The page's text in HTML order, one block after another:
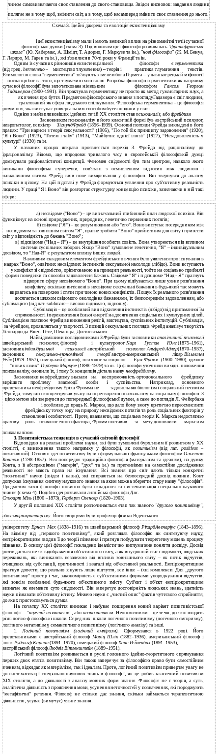
чином самовизначаючи своє ставлення до свого становища. Звідси висновок: завдання людини
полягає не в тому щоб, змінити світ, а в тому, щоб насамперед змінити своє ставлення до нього.
Схема 3. Ідейні джерела та еволюція екзистенціалізму
Ідеї екзистенціалізму мали і мають великий вплив на різноманітні течії сучасної
філософської думки (схема 3). Під впливом цієї філософії розвивалась "франкфуртська
школа" (Ю. Хабермас, А. Шмідт, Т. Адорно, Г. Маркузе та ін.), "нові філософи" (Ж. М. Бенуа,
Г. Лардро, М. Гарен та ін.) , які з'явилися в 70-ті роки у Франції та ін.
єгерменевтика
Одним із сучасних різновидів екзистенціальної
філософи
(від грец. hermeneuo– мистецтво тлумачення) –теорія і практика тлумачення текстів.
Етимологію слова "герменевтика" зв'язують з іменем бога Гермеса – у давньогрецькій міфології
посланця богів і того, що тлумачив їхню волю. Розробка філософії герменевтики як напрямку
сучасної філософії була започаткована німецьким
філософом Гансом Георгом
Гадамером (1900–1991). Він трактував герменевтику не просто як метод гуманітарних наук, а
як вчення про буття. Предметом філософського знання з поглядуГадамера є світ людини,
трактований як сфера людського спілкування. Філософська герменевтика – це філософія
розуміння, яка виступає універсальним способом буття людини у світі.
Однією з найвпливовіших ідейних течій XX століття ставпсихоаналіз, абофрейдизм
Засновником психоаналізу в його класичній формі був австрійський психолог,
невропатолог, психіатр
ЗігмундФрейд (1856–1939). Основні погляди Фрейда викладені в його
працях: "Три нариси з теорії сексуальності" (1905), "По той бік принципу задоволення" (1920),
"Я і Воно" (1923), "Тотем і табу" (1913), "Майбутнє однієї ілюзії” (1927), “Незадоволеність у
культурі” (1930) та ін.
У названих працях яскраво проявляється перехід З. Фрейда від раціоналізму до
ірраціоналізму. Відомо, що впродовж тривалого часу в європейській філософській думці
домінували раціоналістичні концепції. Феномен свідомості був тим центром, навколо якого
виникали філософські суперечки, пов'язані з осмисленням відносин між людиною і
навколишнім світом. Фрейд ввів нове вимірювання у філософію. Він звернувся до аналізу
психіки в цілому. На цій підставі у Фрейда формуються уявлення про суб'єктивну реальність
людини. У праці "Я і Воно" він розгортає структурну концепцію психіки, зазначаючи в ній такі
сфери:
а) несвідоме ("Воно") – це визначальний глибинний план людської психіки. Він
функціонує на основі природжених, природних, генетично первинних потягів;
б) свідоме ("Я") – це розум людини або "его". Воно виступає посередником між
несвідомим та зовнішнім світом "Я", прагне зробити "Воно" прийнятним для світу і привести
світ у відповідність до бажань "Воно";
в) підсвідоме ("Над – Я") – це внутрішня особиста совість. Вона утворюється під впливом
системи суспільних заборон. Якщо "Воно" зумовлене генетично, "Я" – індивідуальним
досвідом, то "Над-Я" є результатом впливу інших людей.
Важливим складовим елементом фрейдівського вчення було уявлення про існування в
надрах "Воно", одвічних несвідомих інстинктів сексуальної насолоди (лібідо). Вони вступають
у конфлікт зі свідомістю, орієнтованою на принцип реальності, тобто на соціально прийняті
форми поведінки та способи задоволення бажань. Свідоме "Я" і підсвідоме "Над - Я" прагнуть
підкорити сферу несвідомого "Воно". При цьому відбувається лише уявне розв'язання
конфлікту, оскільки витіснені в несвідоме сексуальні бажання в будь-який час можуть
вирватись на поверхню і стати причиною нових конфліктів. Пошук їх реального розв'язання
досягається шляхом свідомого оволодіння бажаннями, їх безпосереднім задоволенням, або
сублімацією (від лат. sublimare – високо піднімаю, підношу).
Сублімація – це особливий вид відхилення інстинктів (лібідо) від притаманної їм
спрямованості і переключення їхньої енергії на досягнення соціальних і культурних цілей.
Сублімацією пояснює Фрейд виникнення релігії, мистецтва, суспільних інституцій. Сублімація,
за Фрейдом, проявляється у творчості. З позиції сексуальних поглядів Фрейд аналізує творчість
Леонардо да Вінчі, Гете, Шекспіра, Достоєвського.
Найвідомішими послідовниками З.Фрейда були засновники аналітичної психології
швейцарський
психолог, філософ і культуролог Карл Густав Юнг(1875–1961),
засновникіндивідуальної психології австрійський психолог АльфредАдлер(1870–1937),
засновник
сексуально-економічної теоріїавстро-американський лікар Вільгельм
Рейх(1879–1957), німецький філософ, психолог та соціолог Еріх Фромм (1900–1980), ідеолог
"нових лівих" Герберт Маркузе(1898–1979) та ін. Ці філософи уточнили вихідні положення
психоаналізу, оновили їх, і тому їх концепція дістала назву неофрейдизму.
фрейдизму
Засновники неофрейдизму вказали на
неспроможність ортодоксального
вирішити
проблему взаємодії особи і суспільства. Наприклад, основного
представника неофрейдизму Еріха Фромма не задовольняв біологізм і соціальний песимізм
Фрейда, тому він сконцентрував увагу на перетворенні психоаналізу на соціальну філософію. З
цією метою він звернувся до попередньої філософської думки, а саме до поглядів Л. Фейєрбаха
і особливо до праць К. Маркса, що дало йому змогу критично переосмислити
фрейдівську точку зору на природу несвідомих потягів та роль соціальних факторів у
становленні особистості. Проте, вважаючи, що соціальна теорія К. Маркса недостатньо
враховує
роль психологічного фактора, Фромм поставив за мету доповнити марксизм
психоаналізом.
3. Позитивістська тенденція в сучасній світовій філософії
Відповіддю на реальні проблеми науки, які були зумовлені бурхливим її розвитком у XX
столітті, є виникнення такого напрямку у філософії, якпозитивізм(від лат. positivus–
позитивний). Основні ідеї позитивізму були сформульовані французьким філософомОгюстом
Контом (1798–1857). Вся попередня традиційна філософія (матеріалізм та ідеалізм), на думку
Конта, з її абстракціями ("матерія", "дух" та ін.) та претензіями на самостійне дослідження
реальності не мають права на існування. Всі знання про світ дають тільки конкретні
"позитивні" науки (звідси і назва), які спираються на безпосередній досвід людини. Конт
допускав існування синтезу наукового знання за яким можна зберегти стару назву "філософія".
Предметом такої філософії повинно бути складання та систематизація спеціально-наукового
знання (схема 4). Подібні ідеї розвивали англійські філософиДж.
Стюарт Міль(1806 –1873), Герберт Спенсер (1820–1903).
У другій половині XIX століття розпочинається етап так званого "другого позитивізму",
абоемпіріокритицизму. Його творцями були професор фізики Віденського
університету Ернст Мах (1838–1916) та швейцарський філософРіхардАвенаріус(1843–1896).
На відміну від „першого позитивізму", який розглядав філософію як синтезуючу науку,
емпіріокритицизм зводив її до теорії пізнання і прагнув побудувати теоретичну модель процесу
пізнання. В основу цієї філософії покладено ідеалістично витлумачене поняття досвіду. Досвід
розглядається не як відображення об'єктивного світу, а як внутрішній світ свідомості, людських
переживань, які виникають незалежно від впливів зовнішнього світу – як потік відчуттів,
очищених від субстанції, причинності і взагалі від об'єктивної реальності. Емпіріокритицизм
прагнув довести, що реально існують лише відчуття, все інше – їхні комплекси. Для „другого
позитивізму" простір і час, закономірність є суб'єктивними формами упорядкування відчуттів,
які зовсім позбавлені будь-якого об'єктивного змісту. Суб'єкт і об'єкт емпіріокритицизм
визначає як елементи суто свідомості. Він заперечує достовірність людських знань, здатність
науки пізнавати об'єктивну істину. Межею науки є „чистий опис" фактів чуттєвого сприйняття,
до яких пристосовується думка.
На початку XX століття виникає і набуває поширення новий варіант позитивістської
філософії – "третій позитивізм",або неопозитивізм.Неопозитивізм – це течія, до якої входять
різні логіко-філософські школи. Серед них: школи логічного позитивізму (логічного емпіризму),
логічного негативізму, семантичного позитивізму (логічного аналізу) та інші.
1.Логічний позитивізм (логічний емпіризм). Сформувався в 1922 році. Його
представниками є австрійський філософ Моріц Шлік (1882–1936), американський філософ і
логік Рудольф Карнап(1891–1970), німецький філософ Ханс Рейхенбах(1891–1953),
австрійський філософ Людвіг Вітгенштейн (1889–1951).
Логічний позитивізм розвивається в руслі головного ідейно-теоретичного спрямування
перших двох етапів позитивізму. Він також заперечує за філософією право бути самостійним
вченням, відкидає як матеріалізм, так і ідеалізм. Проте, логічний позитивізм привертає увагу не
до систематизації спеціально-наукових знань в філософії, як це робив класичний позитивізм
ХІХ століття, а до діяльності з аналізу мовних форм знання. Філософія не є теорія, а суть,
аналітична діяльність з прояснення мови, усунення неточностей у позначеннях, які породжують
"метафізичні" речення. Філософ не стільки дає знання, скільки займається терапевтичною
діяльністю, усуває (вимучує) уявне знання.